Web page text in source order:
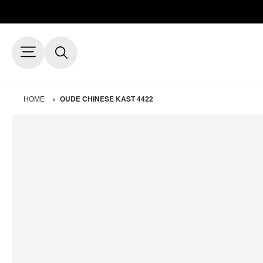
HOME OUDE CHINESE KAST 4422